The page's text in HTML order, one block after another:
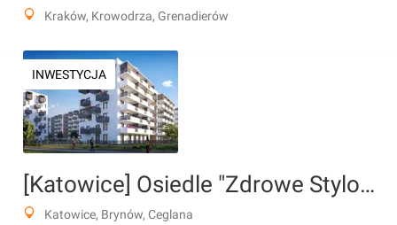
Kraków, Krowodrza, Grenadierów
INWESTYCJA
[Katowice] Osiedle "Zdrowe Stylove"
Katowice, Brynów, Ceglana